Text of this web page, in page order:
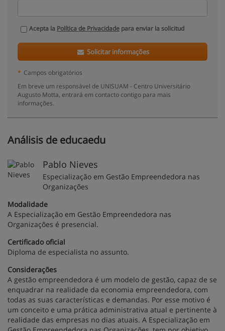
Acepta la Política de Privacidade para enviar la solicitud
Solicitar informações
* Campos obrigatórios
Em breve um responsável de UNISUAM - Centro Universitário
Augusto Motta, entrará em contacto contigo para mais
informações.
Análisis de educaedu
Pablo Nieves
Especialização em Gestão Empreendedora nas
Organizações
Modalidade
A Especialização em Gestão Empreendedora nas
Organizações é presencial.
Certificado oficial
Diploma de especialista no assunto.
Considerações
A gestão empreendedora é um modelo de gestão, capaz de se
enquadrar na realidade da economia empreendedora, com
todas as suas características e demandas. Por esse motivo é
um conceito e uma prática administrativa atual e pertinente à
realidade das empresas no dias atuais. A Especialização em